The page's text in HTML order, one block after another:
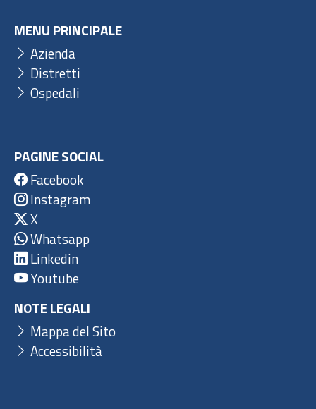
MENU PRINCIPALE
Azienda
Distretti
Ospedali
PAGINE SOCIAL
Facebook
Instagram
X
Whatsapp
Linkedin
Youtube
NOTE LEGALI
Mappa del Sito
Accessibilità